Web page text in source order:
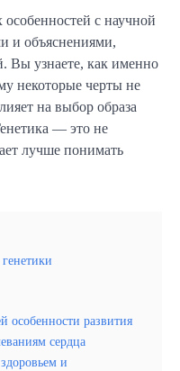
особенностей с научной
и объяснениями,
Вы узнаете, как именно
некоторые черты не
на выбор образа
— это не
лучше понимать
особенности развития
сердца
и